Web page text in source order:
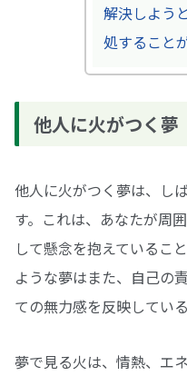
解決しよう
処すること
他人に火がつく夢
他人に火がつく夢は、し
す。これは、あなたが周
して懸念を抱えているこ
ような夢はまた、自己の
ての無力感を反映してい
夢で見る火は、情熱、エ